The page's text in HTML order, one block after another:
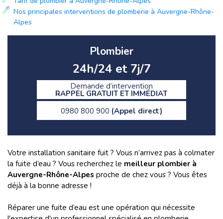
Nos principales interventions de plomberie à Auvergne-Rhône-
Alpes
Plombier
24h/24 et 7j/7
Demande d’intervention
RAPPEL GRATUIT ET IMMÉDIAT
0980 800 900 (Appel direct)
Votre installation sanitaire fuit ? Vous n’arrivez pas à colmater
la fuite d’eau ? Vous recherchez le meilleur plombier à
Auvergne-Rhône-Alpes proche de chez vous ? Vous êtes
déjà à la bonne adresse !
Réparer une fuite d’eau est une opération qui nécessite